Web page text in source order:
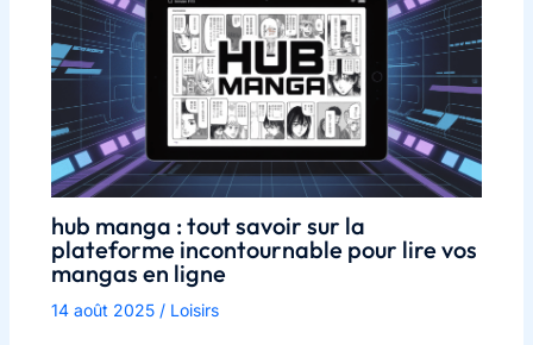
hub manga : tout savoir sur la
plateforme incontournable pour lire vos
mangas en ligne
14 août 2025 / Loisirs